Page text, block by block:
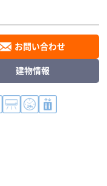
お問い合わせ
建物情報